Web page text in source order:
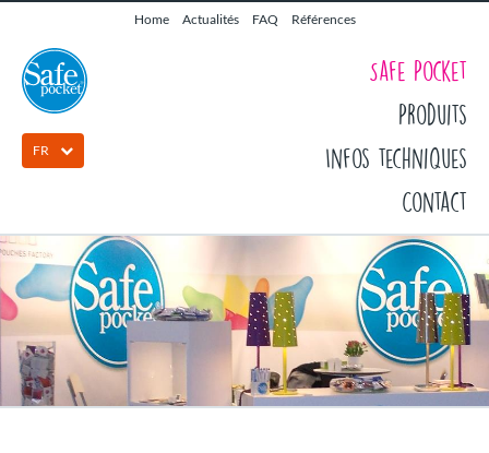
Home Actualités FAQ Références
FR
Safe Pocket
Produits
Infos techniques
Contact